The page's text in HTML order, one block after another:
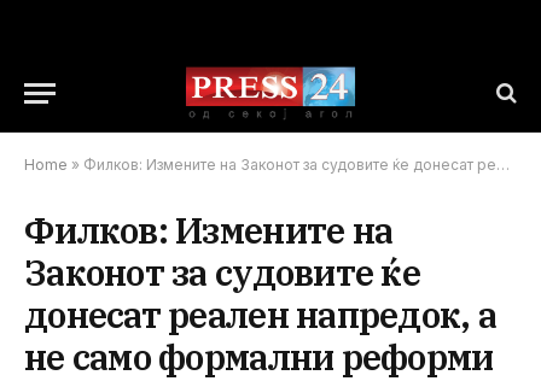
Home » Филков: Измените на Законот за судовите ќе донесат реален напредок, а не само формални реформи
Филков: Измените на
Законот за судовите ќе
донесат реален напредок, а
не само формални реформи